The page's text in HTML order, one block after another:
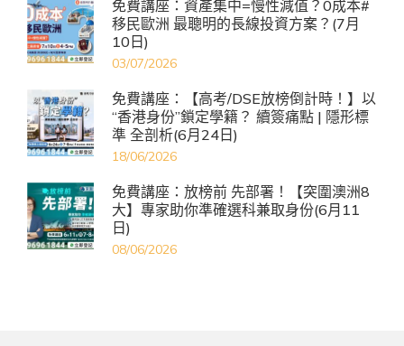
免費講座：資產集中=慢性減值？0成本#
移民歐洲 最聰明的長線投資方案？(7月
10日)
03/07/2026
免費講座：【高考/DSE放榜倒計時！】以
“香港身份”鎖定學籍？ 續簽痛點 | 隱形標
準 全剖析(6月24日)
18/06/2026
免費講座：放榜前 先部署！【突圍澳洲8
大】專家助你準確選科兼取身份(6月11
日)
08/06/2026